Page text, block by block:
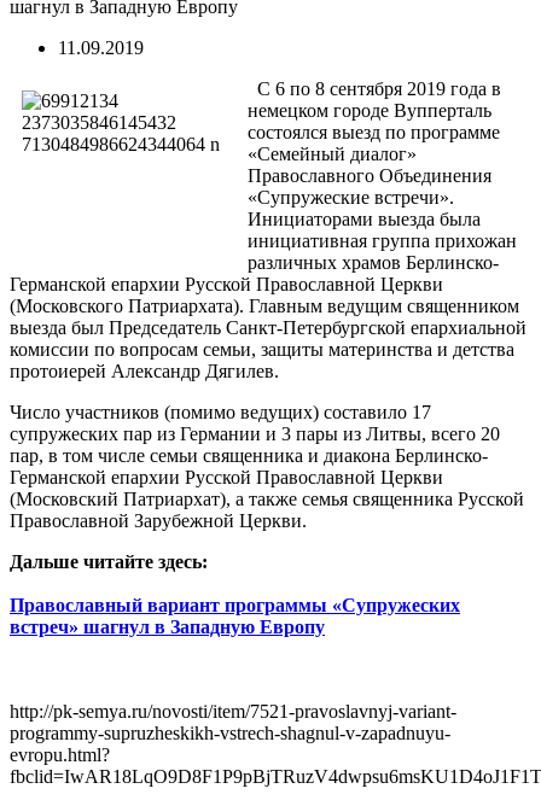
шагнул в Западную Европу
11.09.2019
С 6 по 8 сентября 2019 года в
немецком городе Вупперталь
состоялся выезд по программе
«Семейный диалог»
Православного Объединения
«Супружеские встречи».
Инициаторами выезда была
инициативная группа прихожан
различных храмов Берлинско-
Германской епархии Русской Православной Церкви
(Московского Патриархата). Главным ведущим священником
выезда был Председатель Санкт-Петербургской епархиальной
комиссии по вопросам семьи, защиты материнства и детства
протоиерей Александр Дягилев.
Число участников (помимо ведущих) составило 17
супружеских пар из Германии и 3 пары из Литвы, всего 20
пар, в том числе семьи священника и диакона Берлинско-
Германской епархии Русской Православной Церкви
(Московский Патриархат), а также семья священника Русской
Православной Зарубежной Церкви.
Дальше читайте здесь:
Православный вариант программы «Супружеских
встреч» шагнул в Западную Европу
http://pk-semya.ru/novosti/item/7521-pravoslavnyj-variant-
programmy-supruzheskikh-vstrech-shagnul-v-zapadnuyu-
evropu.html?